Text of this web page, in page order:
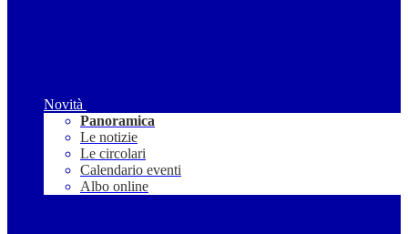
Novità
Panoramica
Le notizie
Le circolari
Calendario eventi
Albo online